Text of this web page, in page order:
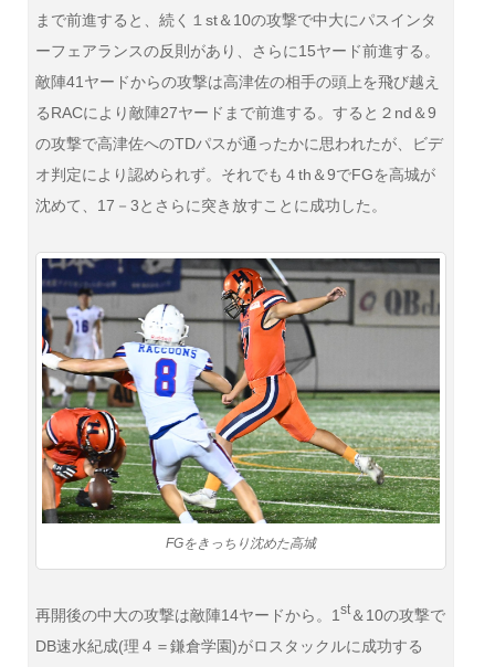
まで前進すると、続く１st＆10の攻撃で中大にパスインタ
ーフェアランスの反則があり、さらに15ヤード前進する。
敵陣41ヤードからの攻撃は高津佐の相手の頭上を飛び越え
るRACにより敵陣27ヤードまで前進する。すると２nd＆9
の攻撃で高津佐へのTDパスが通ったかに思われたが、ビデ
オ判定により認められず。それでも４th＆9でFGを高城が
沈めて、17－3とさらに突き放すことに成功した。
FGをきっちり沈めた高城
再開後の中大の攻撃は敵陣14ヤードから。1 st＆10の攻撃で
DB速水紀成(理４＝鎌倉学園)がロスタックルに成功する